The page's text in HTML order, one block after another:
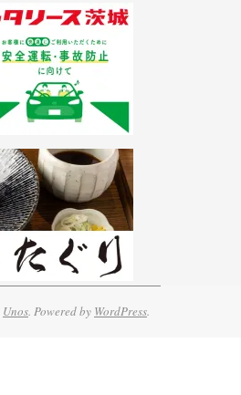
Unos. Powered by WordPress.